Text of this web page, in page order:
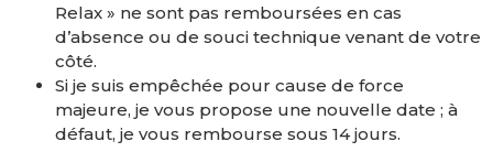
Relax » ne sont pas remboursées en cas
d’absence ou de souci technique venant de votre
côté.
Si je suis empêchée pour cause de force
majeure, je vous propose une nouvelle date ; à
défaut, je vous rembourse sous 14 jours.